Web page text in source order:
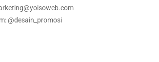
@desain_promosi